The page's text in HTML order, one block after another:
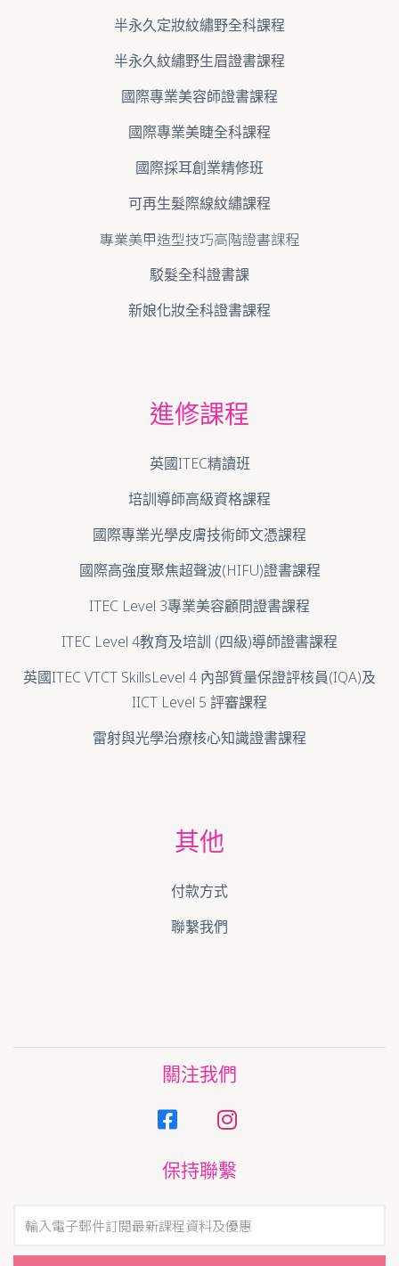
半永久定妝紋繡野全科課程
半永久紋繡野生眉證書課程
國際專業美容師證書課程
國際專業美睫全科課程
國際採耳創業精修班
可再生髮際線紋繡課程
專業美甲造型技巧高階證書課程
駁髮全科證書課
新娘化妝全科證書課程
進修課程
英國ITEC精讀班
培訓導師高級資格課程
國際專業光學皮膚技術師文憑課程
國際高強度聚焦超聲波(HIFU)證書課程
ITEC Level 3專業美容顧問證書課程
ITEC Level 4教育及培訓 (四級)導師證書課程
英國ITEC VTCT SkillsLevel 4 內部質量保證評核員(IQA)及
IICT Level 5 評審課程
雷射與光學治療核心知識證書課程
其他
付款方式
聯繫我們
關注我們
保持聯繫